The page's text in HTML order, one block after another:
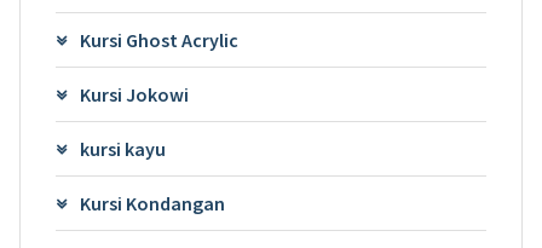
Kursi Ghost Acrylic
Kursi Jokowi
kursi kayu
Kursi Kondangan